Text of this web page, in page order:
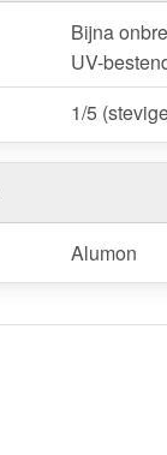
Bijna
UV-
1/5
Alumon